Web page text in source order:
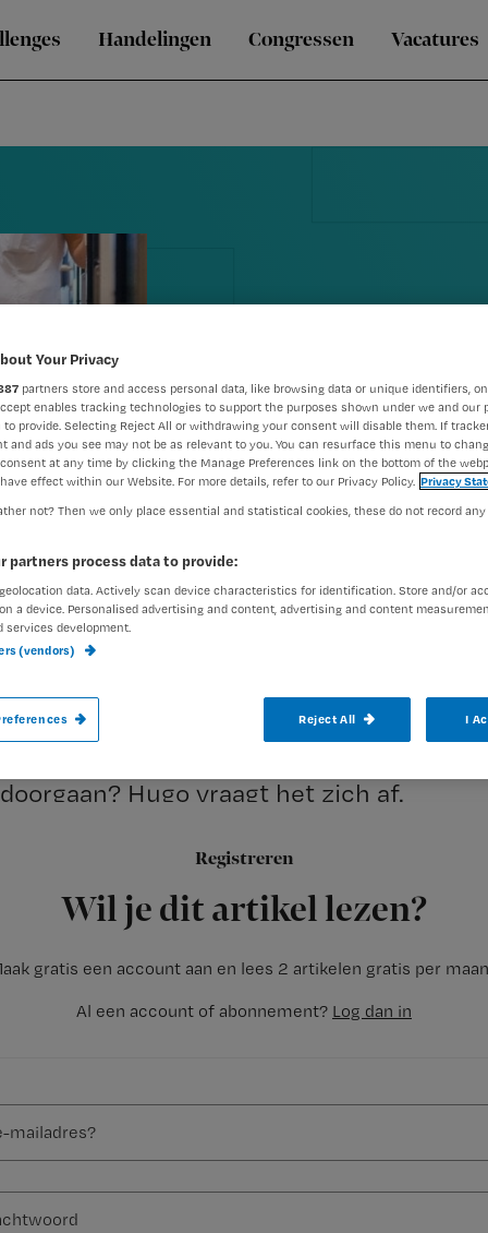
Handelingen Congressen Vacatures
BIG II,
vóór?'
Auteur:
Registreren
Wil je dit artikel lezen?
gratis een account aan en lees 2 artikelen gratis per
Al een account of abonnement? Log dan in
De Wet BIG II is inmiddels op sterven na
doorgaan? Hugo vraagt het zich af.
Your Privacy
partners store and access personal data, like browsing data or unique identifiers,
enables tracking technologies to support the purposes shown under we and our
to provide. Selecting Reject All or withdrawing your consent will disable them. If
and ads you see may not be as relevant to you. You can resurface this menu to
at any time by clicking the Manage Preferences link on the bottom of the
effect within our Website. For more details, refer to our Privacy Policy. Privacy
not? Then we only place essential and statistical cookies, these do not record
partners process data to provide:
data. Actively scan device characteristics for identification. Store and/or
a device. Personalised advertising and content, advertising and content
services development.
(vendors)
Reject All I